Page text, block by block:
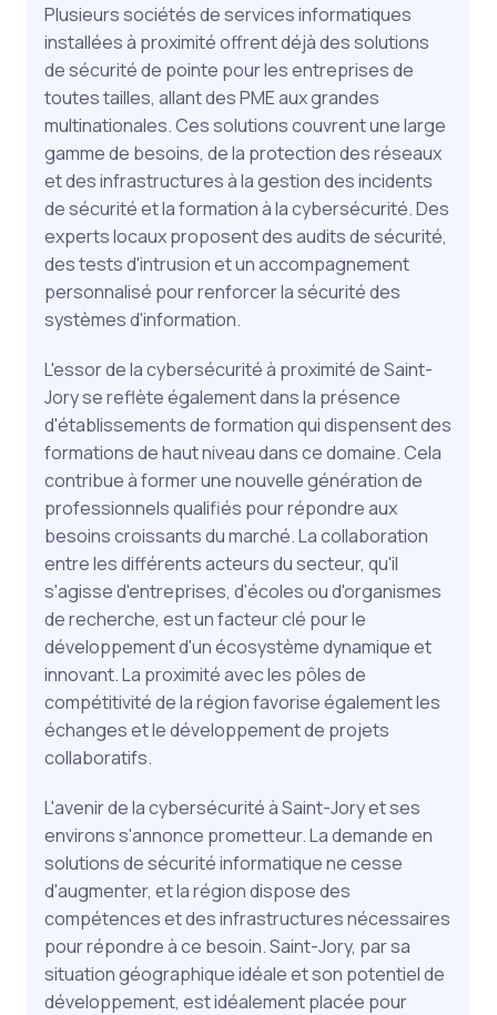
Plusieurs sociétés de services informatiques
installées à proximité offrent déjà des solutions
de sécurité de pointe pour les entreprises de
toutes tailles, allant des PME aux grandes
multinationales. Ces solutions couvrent une large
gamme de besoins, de la protection des réseaux
et des infrastructures à la gestion des incidents
de sécurité et la formation à la cybersécurité. Des
experts locaux proposent des audits de sécurité,
des tests d'intrusion et un accompagnement
personnalisé pour renforcer la sécurité des
systèmes d'information.
L'essor de la cybersécurité à proximité de Saint-
Jory se reflète également dans la présence
d'établissements de formation qui dispensent des
formations de haut niveau dans ce domaine. Cela
contribue à former une nouvelle génération de
professionnels qualifiés pour répondre aux
besoins croissants du marché. La collaboration
entre les différents acteurs du secteur, qu'il
s'agisse d'entreprises, d'écoles ou d'organismes
de recherche, est un facteur clé pour le
développement d'un écosystème dynamique et
innovant. La proximité avec les pôles de
compétitivité de la région favorise également les
échanges et le développement de projets
collaboratifs.
L'avenir de la cybersécurité à Saint-Jory et ses
environs s'annonce prometteur. La demande en
solutions de sécurité informatique ne cesse
d'augmenter, et la région dispose des
compétences et des infrastructures nécessaires
pour répondre à ce besoin. Saint-Jory, par sa
situation géographique idéale et son potentiel de
développement, est idéalement placée pour